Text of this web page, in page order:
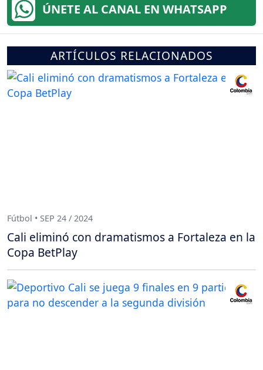
ÚNETE AL CANAL EN WHATSAPP
ARTÍCULOS RELACIONADOS
Fútbol • SEP 24 / 2024
Cali eliminó con dramatismos a Fortaleza en la
Copa BetPlay